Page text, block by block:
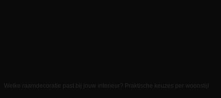
Welke raamdecoratie past bij jouw interieur? Praktische keuzes per woonstijl